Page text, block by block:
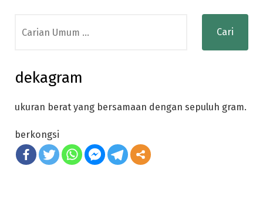
for:
dekagram
ukuran berat yang bersamaan dengan sepuluh gram.
berkongsi